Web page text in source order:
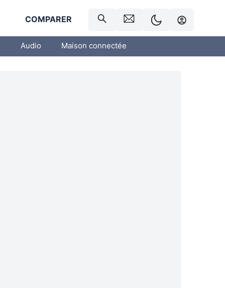
COMPARER
Audio Maison connectée